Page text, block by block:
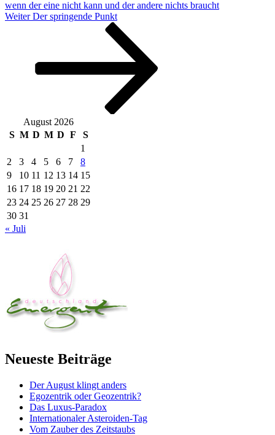
wenn der eine nicht kann und der andere nichts braucht
Nächster
Weiter Der springende Punkt
August 2026
S M D M D F
S
1
2
3 4 5 6 7
8
9
10 11 12 13 14 15
16 17 18 19 20 21 22
23 24 25 26 27 28 29
30 31
« Juli
Neueste Beiträge
Der August klingt anders
Egozentrik oder Geozentrik?
Das Luxus-Paradox
Internationaler Asteroiden-Tag
Vom Zauber des Zeitstaubs